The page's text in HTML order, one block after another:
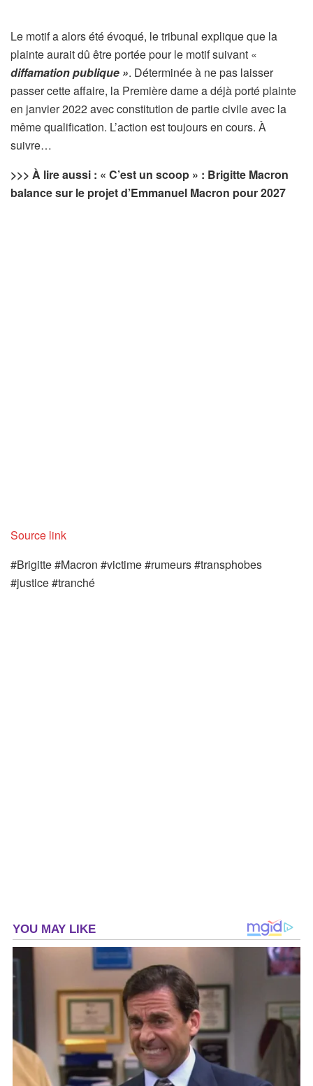
Le motif a alors été évoqué, le tribunal explique que la
plainte aurait dû être portée pour le motif suivant «
diffamation publique ». Déterminée à ne pas laisser
passer cette affaire, la Première dame a déjà porté plainte
en janvier 2022 avec constitution de partie civile avec la
même qualification. L’action est toujours en cours. À
suivre…
>>> À lire aussi : « C’est un scoop » : Brigitte Macron
balance sur le projet d’Emmanuel Macron pour 2027
Source link
#Brigitte #Macron #victime #rumeurs #transphobes
#justice #tranché